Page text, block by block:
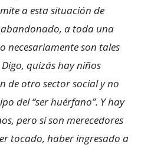
a esta situación de
a toda una
necesariamente son tales
quizás hay niños
de otro sector social y no
del “ser huérfano”. Y hay
pero sí son merecedores
tocado, haber ingresado a